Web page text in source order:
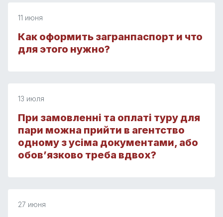
11 июня
Как оформить загранпаспорт и что
для этого нужно?
13 июля
При замовленні та оплаті туру для
пари можна прийти в агентство
одному з усіма документами, або
обов’язково треба вдвох?
27 июня